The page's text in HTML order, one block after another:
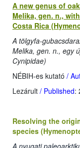
A new genus of
Melika, gen. n.,
Costa Rica
A tölgyfa-
Melika, gen. n., egy
Cynipidae)
NÉBIH-es kutató /
Lezárult / Published:
Resolving the
species